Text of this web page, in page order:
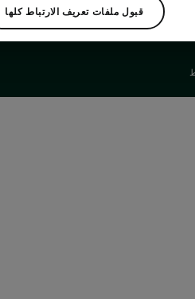
قبول ملفات تعريف الارتباط كلها